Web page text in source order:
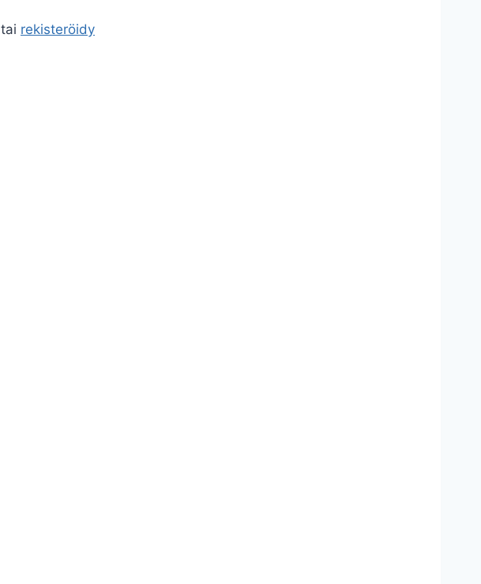
tai rekisteröidy